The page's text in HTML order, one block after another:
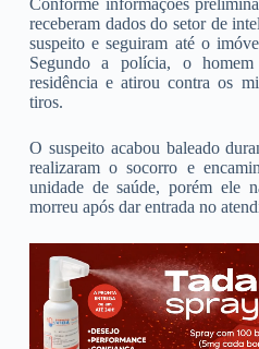
Conforme informações
receberam dados do setor de
suspeito e seguiram até o
Segundo a polícia, o
residência e atirou contra os
tiros.
O suspeito acabou baleado
realizaram o socorro e
unidade de saúde, porém ele
morreu após dar entrada no